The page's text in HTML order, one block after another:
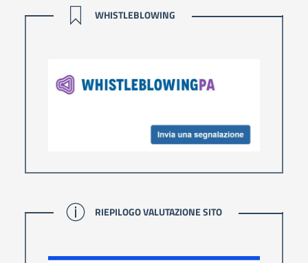
WHISTLEBLOWING
WHISTLEBLOWING
RIEPILOGO VALUTAZIONE SITO
RIEPILOGO VALUTAZIONE SITO